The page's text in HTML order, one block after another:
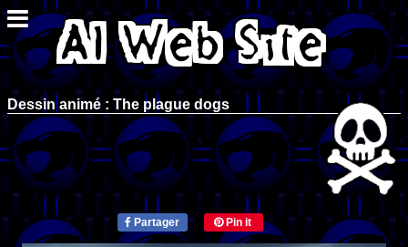
Dessin animé : The plague dogs
Partager Pin it